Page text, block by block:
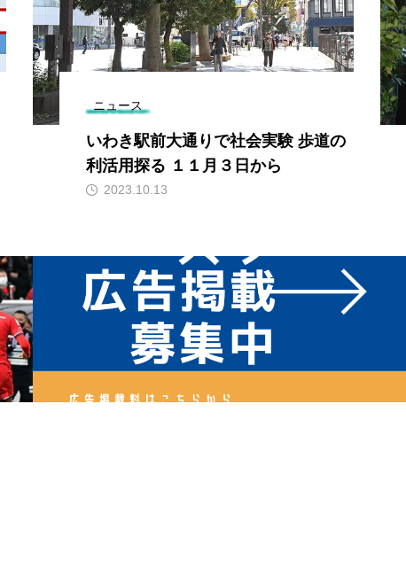
ニュース
いわき駅前大通りで社会実験 歩道の
利活用探る １１月３日から
2023.10.13